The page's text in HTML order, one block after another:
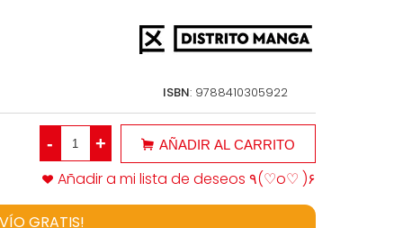
ISBN: 9788410305922
- + AÑADIR AL CARRITO
Añadir a mi lista de deseos ٩(♡o♡ )۶
GRATIS!